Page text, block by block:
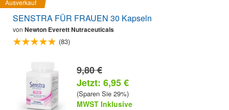
Ausverkauf
SENSTRA FÜR FRAUEN 30 Kapseln
von Newton Everett Nutraceuticals
(83)
9,80 €
Jetzt: 6,95 €
(Sparen Sie 29%)
MWST Inklusive